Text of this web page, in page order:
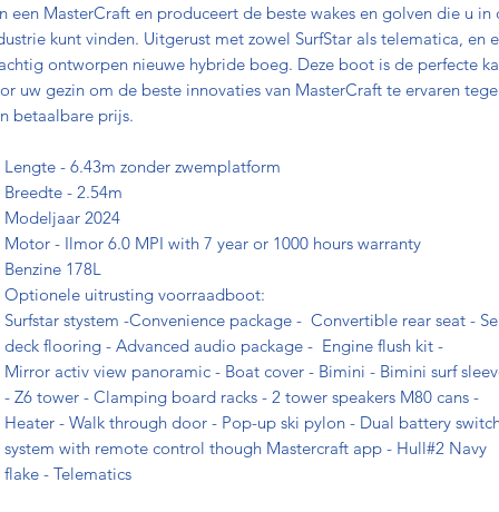
een MasterCraft en produceert de beste wakes en golven die u in
kunt vinden. Uitgerust met zowel SurfStar als telematica, en
ontworpen nieuwe hybride boeg. Deze boot is de perfecte
uw gezin om de beste innovaties van MasterCraft te ervaren
betaalbare prijs.
Lengte - 6.43m zonder zwemplatform
Breedte - 2.54m
Modeljaar 2024
Motor - Ilmor 6.0 MPI with 7 year or 1000 hours warranty
Benzine 178L
Optionele uitrusting voorraadboot:
Surfstar stystem -Convenience package - Convertible rear seat -
deck flooring - Advanced audio package - Engine flush kit -
Mirror activ view panoramic - Boat cover - Bimini - Bimini surf
- Z6 tower - Clamping board racks - 2 tower speakers M80 cans -
Heater - Walk through door - Pop-up ski pylon - Dual battery
system with remote control though Mastercraft app - Hull#2 Navy
flake - Telematics